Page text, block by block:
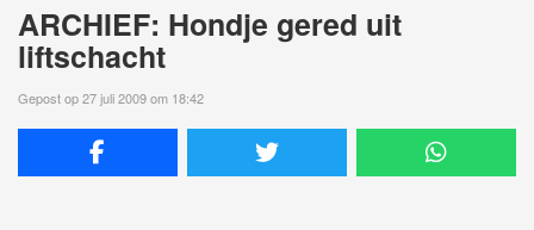
ARCHIEF: Hondje gered uit
liftschacht
Gepost op 27 juli 2009 om 18:42